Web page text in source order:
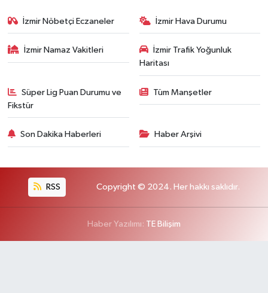
İzmir Nöbetçi Eczaneler İzmir Hava Durumu
İzmir Namaz Vakitleri
İzmir Trafik Yoğunluk
Haritası
Süper Lig Puan Durumu ve
Fikstür
Tüm Manşetler
Son Dakika Haberleri Haber Arşivi
RSS Copyright © 2024. Her hakkı saklıdır.
Haber Yazılımı: TE Bilişim